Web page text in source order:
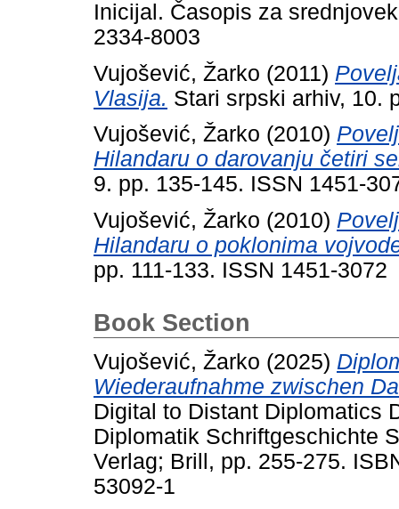
Inicijal. Časopis za
2334-8003
Vujošević, Žarko (2011)
Vlasija. Stari srpski arhiv, 10.
Vujošević, Žarko (2010)
Hilandaru o darovanju četiri
9. pp. 135-145. ISSN 1451-
Vujošević, Žarko (2010)
Hilandaru o poklonima
pp. 111-133. ISSN 1451-3072
Book Section
Vujošević, Žarko (2025)
Wiederaufnahme zwischen
Digital to Distant Diplomatics
Diplomatik Schriftgeschichte
Verlag; Brill, pp. 255-275.
53092-1